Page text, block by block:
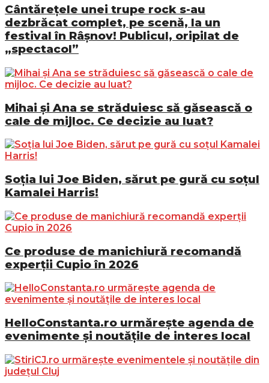
Cântărețele unei trupe rock s-au
dezbrăcat complet, pe scenă, la un
festival în Râșnov! Publicul, oripilat de
„spectacol”
Mihai și Ana se străduiesc să găsească o
cale de mijloc. Ce decizie au luat?
Soția lui Joe Biden, sărut pe gură cu soțul
Kamalei Harris!
Ce produse de manichiură recomandă
experții Cupio în 2026
HelloConstanta.ro urmărește agenda de
evenimente și noutățile de interes local